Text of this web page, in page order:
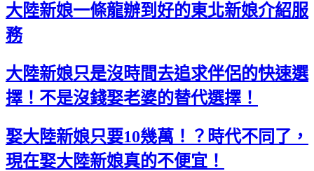
大陸新娘一條龍辦到好的東北新娘介紹服
務
大陸新娘只是沒時間去追求伴侶的快速選
擇！不是沒錢娶老婆的替代選擇！
娶大陸新娘只要10幾萬！？時代不同了，
現在娶大陸新娘真的不便宜！